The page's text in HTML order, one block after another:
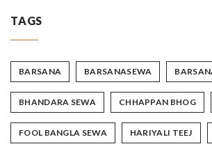
TAGS
BARSANA BARSANASEWA
BHANDARA SEWA CHHAPPAN BHOG
FOOL BANGLA SEWA HARIYALI TEEJ